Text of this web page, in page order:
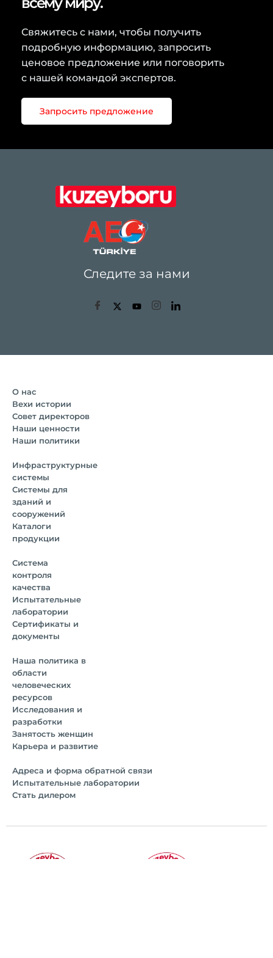
Свяжитесь с нами, чтобы получить
подробную информацию, запросить
ценовое предложение или поговорить
с нашей командой экспертов.
Запросить предложение
Следите за нами
О нас
Вехи истории
Совет директоров
Наши ценности
Наши политики
Инфраструктурные
системы
Системы для
зданий и
сооружений
Каталоги
продукции
Система
контроля
качества
Испытательные
лаборатории
Сертификаты и
документы
Наша политика в
области
человеческих
ресурсов
Исследования и
разработки
Занятость женщин
Карьера и развитие
Адреса и форма обратной связи
Испытательные лаборатории
Стать дилером